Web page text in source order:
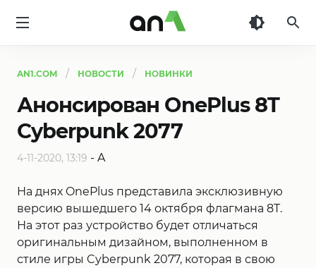
AN1.COM НОВОСТИ НОВИНКИ
Анонсирован OnePlus 8T
Cyberpunk 2077
4-11-2020, 13:19 - A
На днях OnePlus представила эксклюзивную
версию вышедшего 14 октября флагмана 8T.
На этот раз устройство будет отличаться
оригинальным дизайном, выполненном в
стиле игры Cyberpunk 2077, которая в свою